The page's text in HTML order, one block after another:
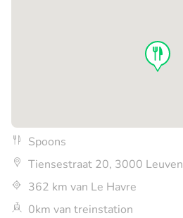
Spoons
Tiensestraat 20, 3000 Leuven
362 km van Le Havre
0km van treinstation